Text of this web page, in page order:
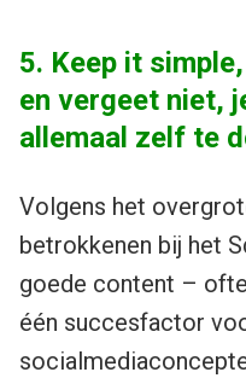
5. Keep it
en vergeet niet,
allemaal zelf te
Volgens het
betrokkenen bij het
goede content –
één succesfactor